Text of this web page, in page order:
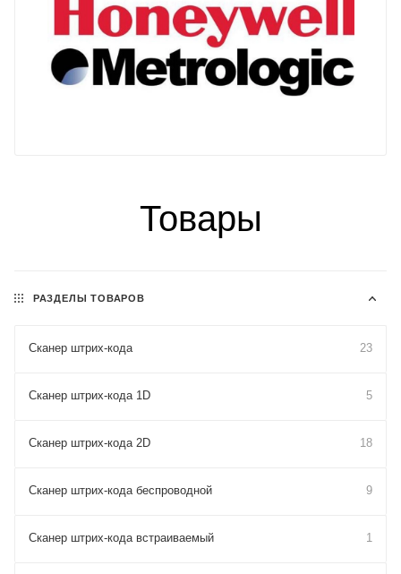
Товары
РАЗДЕЛЫ ТОВАРОВ
Сканер штрих-кода 23
Сканер штрих-кода 1D 5
Сканер штрих-кода 2D 18
Сканер штрих-кода беспроводной 9
Сканер штрих-кода встраиваемый 1